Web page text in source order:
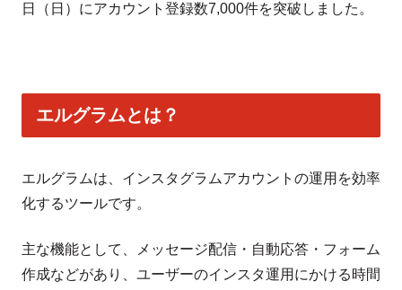
日（日）にアカウント登録数7,000件を突破しました。
エルグラムとは？
エルグラムは、インスタグラムアカウントの運用を効率
化するツールです。
主な機能として、メッセージ配信・自動応答・フォーム
作成などがあり、ユーザーのインスタ運用にかける時間